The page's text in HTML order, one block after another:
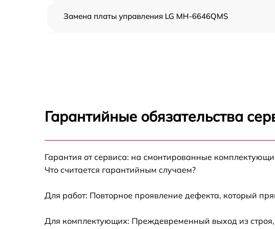
Замена платы управления LG MH-6646QMS
Ремонт волновода LG MH-6646QMS
6646QMS
Замена блока управления LG MH-6646QMS
Гарантийные обязательства
Гарантия от сервиса: на смонтированные
Что считается гарантийным случаем?
Для работ: Повторное проявление дефекта, который
Для комплектующих: Преждевременный выход из строя,